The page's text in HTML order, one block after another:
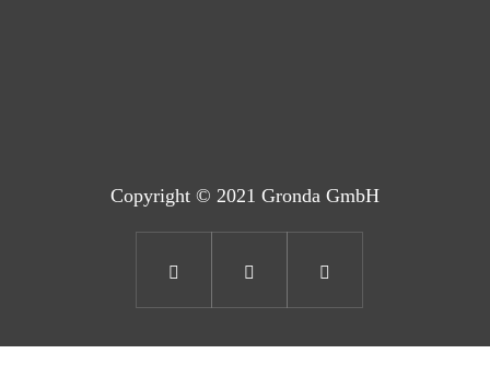
Copyright © 2021 Gronda GmbH